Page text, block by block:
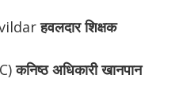
हवलदार शिक्षक
कनिष्ठ अधिकारी खानपान